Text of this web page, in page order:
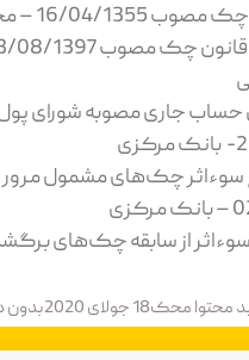
04/1355 – مجلس ملی
جاری مصوبه شورای پول
سوءاثر چک‌های مشمول
سوءاثر از سابقه چک‌های
محتوا محک18 جولای 2020 بدون